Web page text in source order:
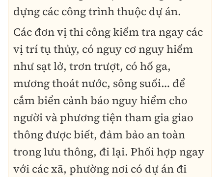
dựng các công trình thuộc dự án.
Các đơn vị thi công kiểm tra ngay các
vị trí tụ thủy, có nguy cơ nguy hiểm
như sạt lở, trơn trượt, có hố ga,
mương thoát nước, sông suối… để
cắm biển cảnh báo nguy hiểm cho
người và phương tiện tham gia giao
thông được biết, đảm bảo an toàn
trong lưu thông, đi lại. Phối hợp ngay
với các xã, phường nơi có dự án đi